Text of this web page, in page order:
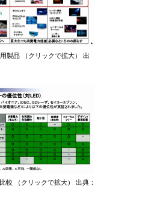
製品 （クリックで拡大） 出
較 （クリックで拡大） 出典：